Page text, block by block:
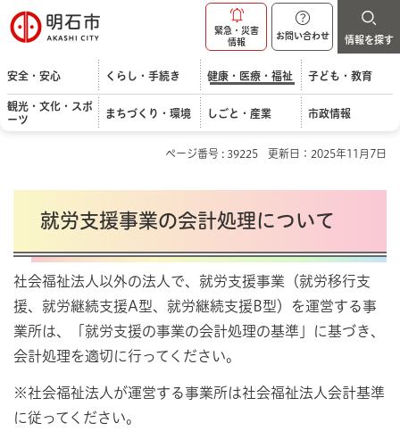
明石市
緊急・災害
情報
お問い合わせ 情報を探す
安全・安心 くらし・手続き 健康・医療・福祉 子ども・教育
観光・文化・スポ
ーツ
まちづくり・環境 しごと・産業 市政情報
ページ番号 : 39225 更新日：2025年11月7日
就労支援事業の会計処理について
社会福祉法人以外の法人で、就労支援事業（就労移行支
援、就労継続支援A型、就労継続支援B型）を運営する事
業所は、「就労支援の事業の会計処理の基準」に基づき、
会計処理を適切に行ってください。
※社会福祉法人が運営する事業所は社会福祉法人会計基準
に従ってください。